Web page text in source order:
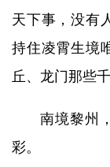
天下事，没有
持住凌霄生境
丘、龙门那些
南境黎州
彩。